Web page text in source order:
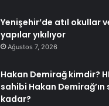
Yenişehir’de atıl okullar
yapılar yıkılıyor
Ağustos 7, 2026
Hakan Demirağ kimdir?
sahibi Hakan Demirağ’ın
kadar?